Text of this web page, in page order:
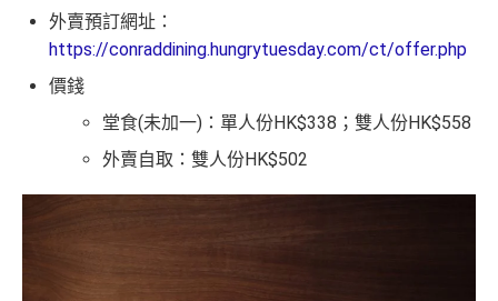
外賣預訂網址：
https://conraddining.hungrytuesday.com/ct/offer.php
價錢
堂食(未加一)：單人份HK$338；雙人份HK$558
外賣自取：雙人份HK$502